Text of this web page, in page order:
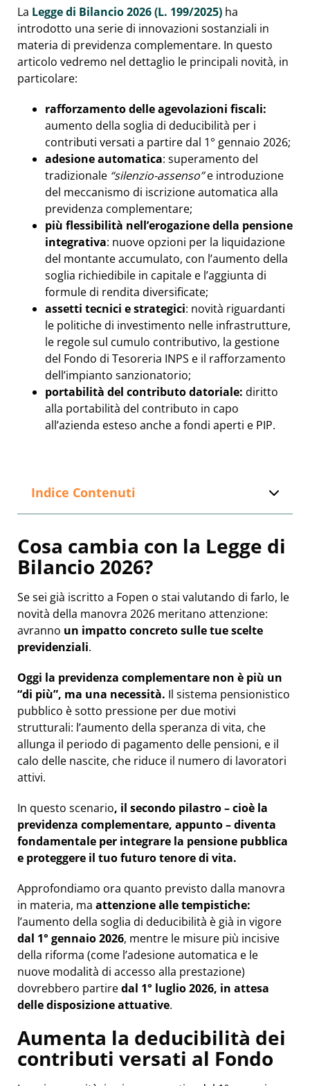
La Legge di Bilancio 2026 (L. 199/2025) ha
introdotto una serie di innovazioni sostanziali in
materia di previdenza complementare. In questo
articolo vedremo nel dettaglio le principali novità, in
particolare:
rafforzamento delle agevolazioni fiscali:
aumento della soglia di deducibilità per i
contributi versati a partire dal 1° gennaio 2026;
adesione automatica: superamento del
tradizionale “silenzio-assenso”e introduzione
del meccanismo di iscrizione automatica alla
previdenza complementare;
più flessibilità nell’erogazione della pensione
integrativa: nuove opzioni per la liquidazione
del montante accumulato, con l’aumento della
soglia richiedibile in capitale e l’aggiunta di
formule di rendita diversificate;
assetti tecnici e strategici: novità riguardanti
le politiche di investimento nelle infrastrutture,
le regole sul cumulo contributivo, la gestione
del Fondo di Tesoreria INPS e il rafforzamento
dell’impianto sanzionatorio;
portabilità del contributo datoriale: diritto
alla portabilità del contributo in capo
all’azienda esteso anche a fondi aperti e PIP.
Indice Contenuti
Cosa cambia con la Legge di
Bilancio 2026?
Se sei già iscritto a Fopen o stai valutando di farlo, le
novità della manovra 2026 meritano attenzione:
avranno un impatto concreto sulle tue scelte
previdenziali.
Oggi la previdenza complementare non è più un
“di più”, ma una necessità. Il sistema pensionistico
pubblico è sotto pressione per due motivi
strutturali: l’aumento della speranza di vita, che
allunga il periodo di pagamento delle pensioni, e il
calo delle nascite, che riduce il numero di lavoratori
attivi.
In questo scenario, il secondo pilastro – cioè la
previdenza complementare, appunto – diventa
fondamentale per integrare la pensione pubblica
e proteggere il tuo futuro tenore di vita.
Approfondiamo ora quanto previsto dalla manovra
in materia, ma attenzione alle tempistiche:
l’aumento della soglia di deducibilità è già in vigore
dal 1° gennaio 2026, mentre le misure più incisive
della riforma (come l’adesione automatica e le
nuove modalità di accesso alla prestazione)
dovrebbero partiredal 1° luglio 2026, in attesa
delle disposizione attuative.
Aumenta la deducibilità dei
contributi versati al Fondo